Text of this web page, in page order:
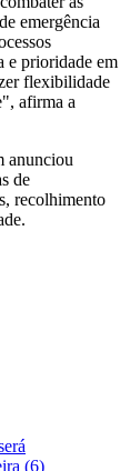
emergência
e prioridade em
flexibilidade
afirma a
anunciou
de
recolhimento
(6)